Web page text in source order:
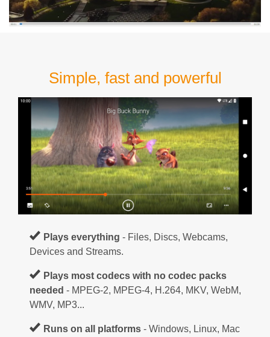
Simple, fast and powerful
Plays everything - Files, Discs, Webcams,
Devices and Streams.
Plays most codecs with no codec packs
needed - MPEG-2, MPEG-4, H.264, MKV, WebM,
WMV, MP3...
Runs on all platforms - Windows, Linux, Mac